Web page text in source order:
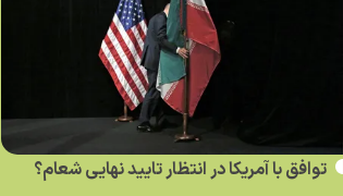
توافق با آمریکا در انتظار تایید نهایی شعام؟